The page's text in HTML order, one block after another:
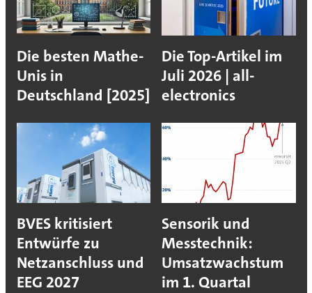
Die besten Mathe-
Unis in
Deutschland [2025]
Die Top-Artikel im
Juli 2026 | all-
electronics
BVES kritisiert
Entwürfe zu
Netzanschluss und
EEG 2027
Sensorik und
Messtechnik:
Umsatzwachstum
im 1. Quartal